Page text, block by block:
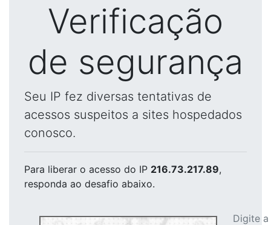
Verificação
de segurança
Seu IP fez diversas tentativas de
acessos suspeitos a sites hospedados
conosco.
Para liberar o acesso do IP 216.73.217.89,
responda ao desafio abaixo.
Digite